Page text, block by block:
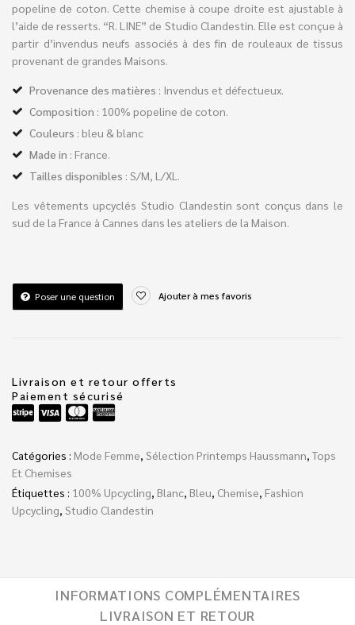
popeline de coton. Cette chemise à coupe droite est ajustable à
l’aide de resserts. “R. LINE” de Studio Clandestin. Elle est conçue à
partir d’invendus neufs associés à des fin de rouleaux de tissus
provenant de grandes Maisons.
Provenance des matières : Invendus et défectueux.
Composition : 100% popeline de coton.
Couleurs : bleu & blanc
Made in : France.
Tailles disponibles : S/M, L/XL.
Les vêtements upcyclés Studio Clandestin sont conçus dans le
sud de la France à Cannes dans les ateliers de la Maison.
Poser une question Ajouter à mes favoris
Livraison et retour offerts
Paiement sécurisé
Catégories : Mode Femme Sélection Printemps Haussmann Tops
Et Chemises
Étiquettes : 100% Upcycling Blanc Bleu Chemise Fashion
Upcycling Studio Clandestin
INFORMATIONS COMPLÉMENTAIRES
LIVRAISON ET RETOUR